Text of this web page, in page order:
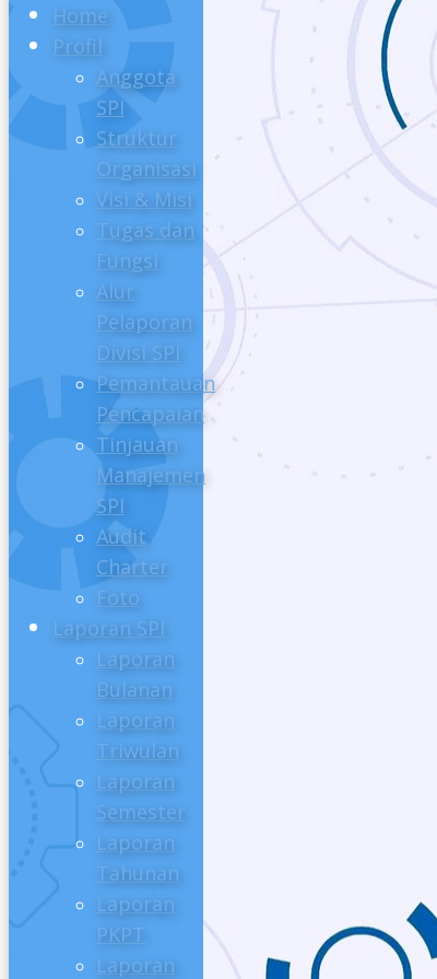
Home
Profil
Anggota
SPI
Struktur
Organisasi
Visi & Misi
Tugas dan
Fungsi
Alur
Pelaporan
Divisi SPI
Pemantauan
Pencapaian
Tinjauan
Manajemen
SPI
Audit
Charter
Foto
Laporan SPI
Laporan
Bulanan
Laporan
Triwulan
Laporan
Semester
Laporan
Tahunan
Laporan
PKPT
Laporan